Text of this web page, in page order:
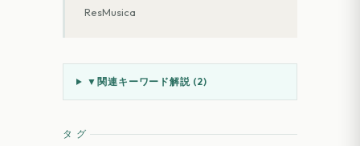
ResMusica
▼ 関連キーワード解説 (2)
タグ